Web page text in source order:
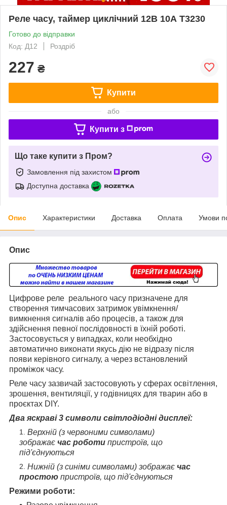
Реле часу, таймер циклічний 12В 10А T3230
Готово до відправки
Код: Д12
Роздріб
227 ₴
Купити
або
Купити з
Що таке купити з Пром?
Замовлення під захистом
Доступна доставка
Опис Характеристики Доставка Оплата Умови
Опис
Цифрове реле реального часу призначене для
створення тимчасових затримок увімкнення/
вимкнення сигналів або процесів, а також для
здійснення певної послідовності в їхній роботі.
Застосовується у випадках, коли необхідно
автоматично виконати якусь дію не відразу після
появи керівного сигналу, а через встановлений
проміжок часу.
Реле часу зазвичай застосовують у сферах освітлення,
зрошення, вентиляції, у годівницях для тварин або в
проєктах DIY.
Два яскраві 3 символи світлодіодні дисплеї:
Верхній (з червоними символами)
зображає час роботи пристроїв, що
під'єднуються
Нижній (з синіми символами) зображає час
простою пристроїв, що під'єднуються
Режими роботи: